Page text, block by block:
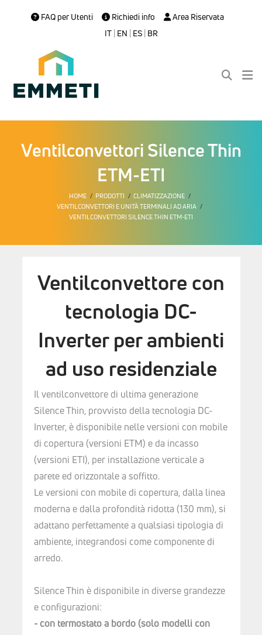
FAQ per Utenti Richiedi info
Area Riservata
IT| EN | ES| BR
Ventilconvettori Silence Thin
ETM-ETI
HOME PRODOTTI
CLIMATIZZAZIONE
VENTILCONVETTORI E UNITÀ TERMINALI AD ARIA
VENTILCONVETTORI SILENCE THIN ETM-ETI
Ventilconvettore con
tecnologia DC-
Inverter per ambienti
ad uso residenziale
Il ventilconvettore di ultima generazione
Silence Thin, provvisto della tecnologia DC-
Inverter, è disponibile nelle versioni con mobile
di copertura (versioni ETM) e da incasso
(versioni ETI), per installazione verticale a
parete ed orizzontale a soffitto.
Le versioni con mobile di copertura, dalla linea
moderna e dalla profondità ridotta (130 mm), si
adattano perfettamente a qualsiasi tipologia di
ambiente, integrandosi come componente di
arredo.
Silence Thin è disponibile in diverse grandezze
e configurazioni:
- con termostato a bordo (solo modelli con